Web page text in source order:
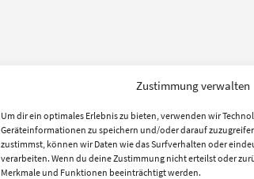
Zustimmung verwalten
Um dir ein optimales Erlebnis zu bieten, verwenden wir
Geräteinformationen zu speichern und/oder darauf
zustimmst, können wir Daten wie das Surfverhalten oder
verarbeiten. Wenn du deine Zustimmung nicht erteilst oder
Merkmale und Funktionen beeinträchtigt werden.